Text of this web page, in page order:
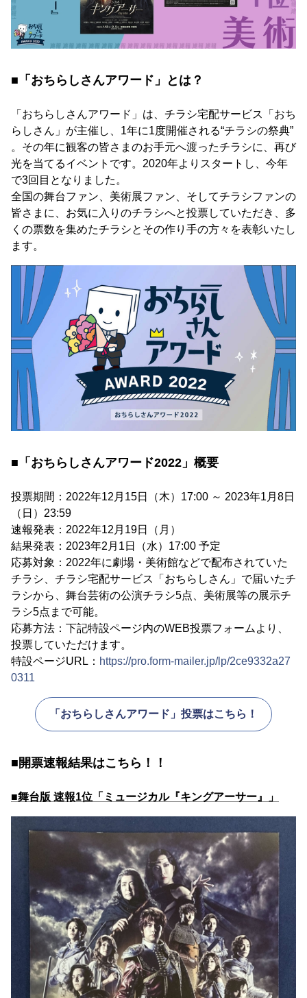
■「おちらしさんアワード」とは？
「おちらしさんアワード」は、チラシ宅配サービス「おち
らしさん」が主催し、1年に1度開催される“チラシの祭典”
。その年に観客の皆さまのお手元へ渡ったチラシに、再び
光を当てるイベントです。2020年よりスタートし、今年
で3回目となりました。
全国の舞台ファン、美術展ファン、そしてチラシファンの
皆さまに、お気に入りのチラシへと投票していただき、多
くの票数を集めたチラシとその作り手の方々を表彰いたし
ます。
■「おちらしさんアワード2022」概要
投票期間：2022年12月15日（木）17:00 ～ 2023年1月8日
（日）23:59
速報発表：2022年12月19日（月）
結果発表：2023年2月1日（水）17:00 予定
応募対象：2022年に劇場・美術館などで配布されていた
チラシ、チラシ宅配サービス「おちらしさん」で届いたチ
ラシから、舞台芸術の公演チラシ5点、美術展等の展示チ
ラシ5点まで可能。
応募方法：下記特設ページ内のWEB投票フォームより、
投票していただけます。
特設ページURL： https://pro.form-mailer.jp/lp/2ce9332a27
0311
「おちらしさんアワード」投票はこちら！
■開票速報結果はこちら！！
■舞台版 速報1位「ミュージカル『キングアーサー』」